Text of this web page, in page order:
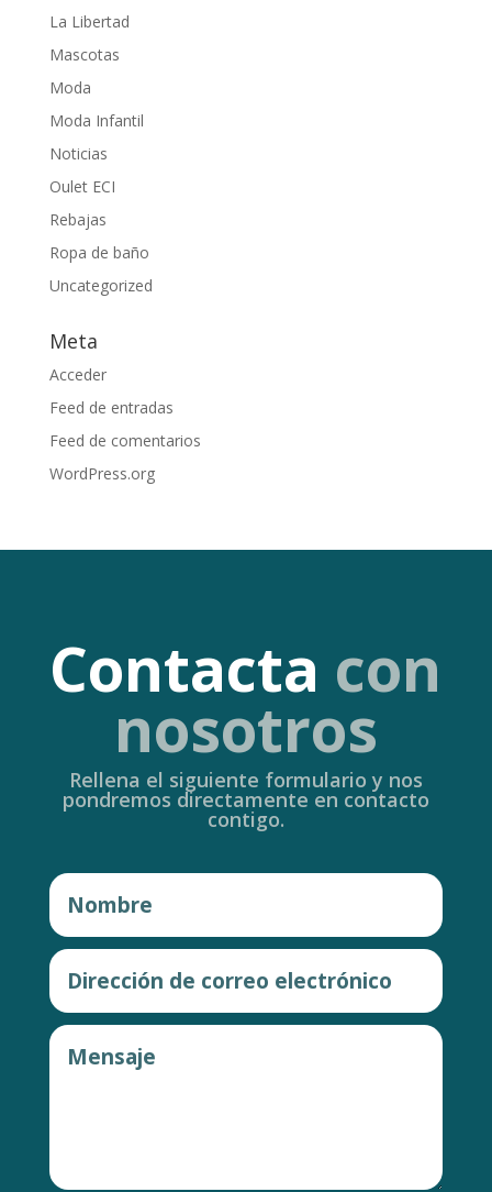
La Libertad
Mascotas
Moda
Moda Infantil
Noticias
Oulet ECI
Rebajas
Ropa de baño
Uncategorized
Meta
Acceder
Feed de entradas
Feed de comentarios
WordPress.org
Contacta con
nosotros
Rellena el siguiente formulario y nos
pondremos directamente en contacto
contigo.